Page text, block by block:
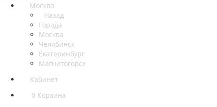
Москва
Назад
Города
Москва
Челябинск
Екатеринбург
Магнитогорск
Кабинет
0 Корзина